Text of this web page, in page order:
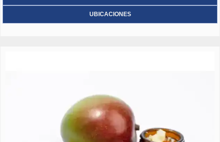
UBICACIONES